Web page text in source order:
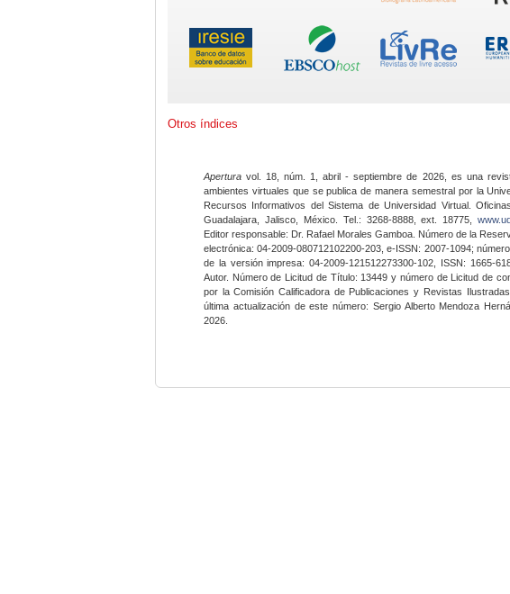
Otros índices
Apertura vol. 18, núm. 1, abril - septiembre de 2026, es una
ambientes virtuales que se publica de manera semestral por la
Recursos Informativos del Sistema de Universidad Virtual.
Guadalajara, Jalisco, México. Tel.: 3268-8888, ext. 18775,
Editor responsable: Dr. Rafael Morales Gamboa. Número de la
electrónica: 04-2009-080712102200-203, e-ISSN: 2007-1094;
de la versión impresa: 04-2009-121512273300-102, ISSN: 1665-
Autor. Número de Licitud de Título: 13449 y número de Licitud de
por la Comisión Calificadora de Publicaciones y Revistas
última actualización de este número: Sergio Alberto Mendoza
2026.